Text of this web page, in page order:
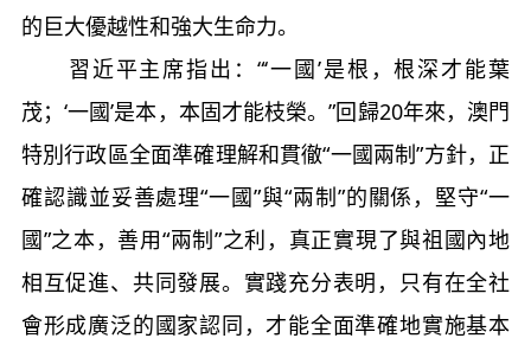
的巨大優越性和強大生命力。
習近平主席指出：“‘一國’是根，根深才能葉
茂；‘一國’是本，本固才能枝榮。”回歸20年來，澳門
特別行政區全面準確理解和貫徹“一國兩制”方針，正
確認識並妥善處理“一國”與“兩制”的關係，堅守“一
國”之本，善用“兩制”之利，真正實現了與祖國內地
相互促進、共同發展。實踐充分表明，只有在全社
會形成廣泛的國家認同，才能全面準確地實施基本